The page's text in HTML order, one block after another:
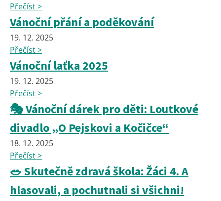
Přečíst >
Vánoční přání a poděkování
19. 12. 2025
Přečíst >
Vánoční laťka 2025
19. 12. 2025
Přečíst >
🎭 Vánoční dárek pro děti: Loutkové
divadlo „O Pejskovi a Kočičce“
18. 12. 2025
Přečíst >
🥗 Skutečně zdravá škola: Žáci 4. A
hlasovali, a pochutnali si všichni!